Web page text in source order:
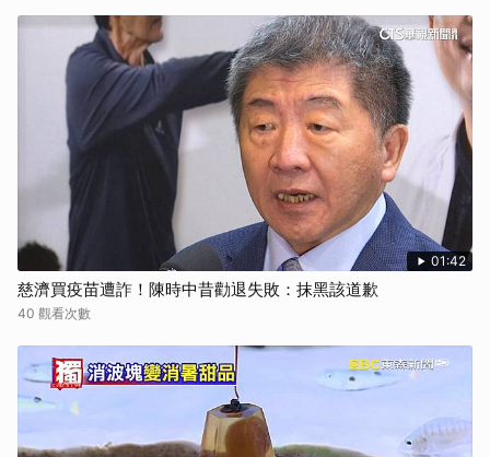
01:42
慈濟買疫苗遭詐！陳時中昔勸退失敗：抹黑該道歉
40 觀看次數